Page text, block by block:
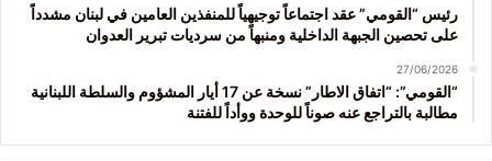
رئيس “القومي” عقد اجتماعاً توجيهياً للمنفذين العامين في لبنان مشدداً
على تحصين الجبهة الداخلية ومنبهاً من سرديات تبرير العدوان
27/06/2026
“القومي”: “اتفاق الاطار” نسخة عن 17 أيار المشؤوم والسلطة اللبنانية
مطالبة بالتراجع عنه صوناً للوحدة ووأداً للفتنة